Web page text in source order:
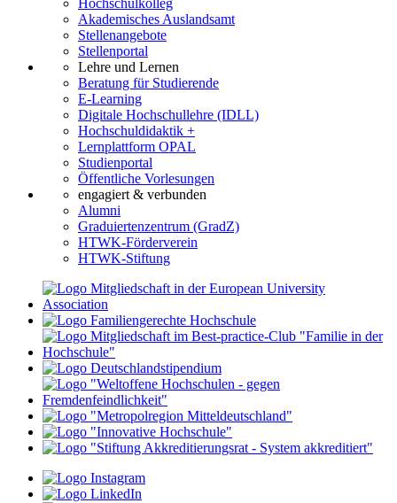
Akademisches Auslandsamt
Stellenangebote
Stellenportal
Lehre und Lernen
Beratung für Studierende
E-Learning
Digitale Hochschullehre (IDLL)
Hochschuldidaktik +
Lernplattform OPAL
Studienportal
Öffentliche Vorlesungen
engagiert & verbunden
Alumni
Graduiertenzentrum (GradZ)
HTWK-Förderverein
HTWK-Stiftung